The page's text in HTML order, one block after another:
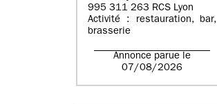
995 311 263 RCS Lyon
Activité : restauration, bar,
brasserie
Annonce parue le
07/08/2026